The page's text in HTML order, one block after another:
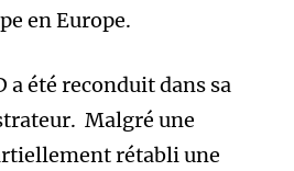
en Europe.
a été reconduit dans sa
Malgré une
rétabli une